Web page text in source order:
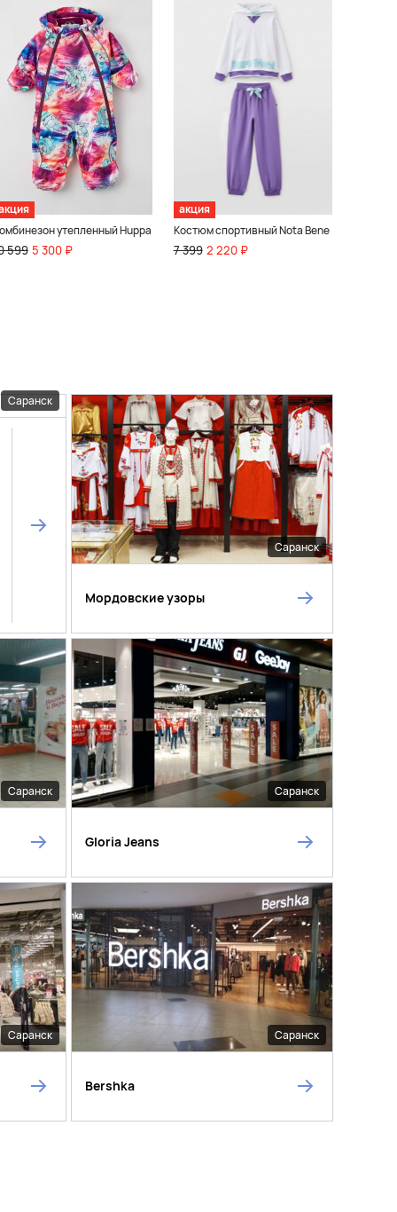
утепленный Huppa
599 5 300 ₽
акция
Костюм спортивный Nota Bene
7 399 2 220 ₽
Саранск
Саранск
Мордовские узоры
Саранск Саранск
Gloria Jeans
Саранск Саранск
Bershka